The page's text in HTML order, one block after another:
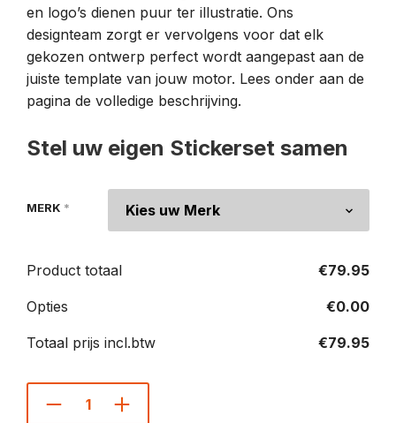
en logo’s dienen puur ter illustratie. Ons
designteam zorgt er vervolgens voor dat elk
gekozen ontwerp perfect wordt aangepast aan de
juiste template van jouw motor. Lees onder aan de
pagina de volledige beschrijving.
Stel uw eigen Stickerset samen
MERK *
Product totaal €79.95
Opties €0.00
Totaal prijs incl.btw €79.95